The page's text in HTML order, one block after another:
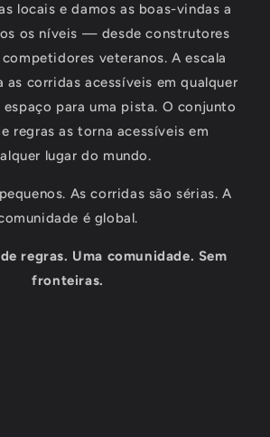
locais e damos as boas-vindas a
os níveis — desde construtores
veteranos. A escala
corridas acessíveis em qualquer
espaço para uma pista. O conjunto
regras as torna acessíveis em
lugar do mundo.
As corridas são sérias. A
é global.
regras. Uma comunidade. Sem
fronteiras.